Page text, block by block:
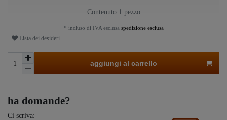
Contenuto 1 pezzo
* incluso di IVA esclusa spedizione esclusa
Lista dei desideri
aggiungi al carrello
ha domande?
Ci scriva: